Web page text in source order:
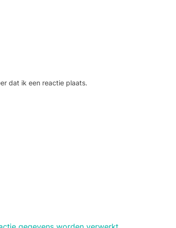
dat ik een reactie plaats.